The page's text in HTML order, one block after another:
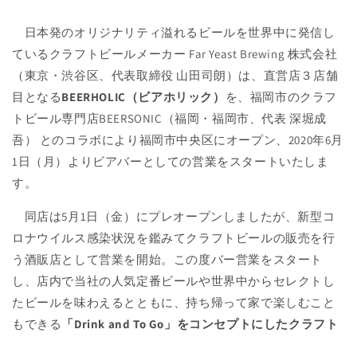
日本発のオリジナリティ溢れるビールを世界中に発信し
ているクラフトビールメーカー Far Yeast Brewing 株式会社
（東京・渋谷区、代表取締役 山田司朗）は、直営店３店舗
目となるBEERHOLIC（ビアホリック）
を、福岡市のクラフ
トビール専門店BEERSONIC（福岡・福岡市、代表 深堀成
吾） とのコラボにより福岡市中央区にオープン、2020年6月
1日（月）よりビアバーとしての営業をスタートいたしま
す。
同店は5月1日（金）にプレオープンしましたが、新型コ
ロナウイルス感染状況を鑑みてクラフトビールの販売を行
う酒販店として営業を開始。この度バー営業をスタート
し、店内で当社の人気定番ビールや世界中からセレクトし
たビールを味わえるとともに、持ち帰って家で楽しむこと
もできる 「Drink and To Go」をコンセプトにしたクラフト